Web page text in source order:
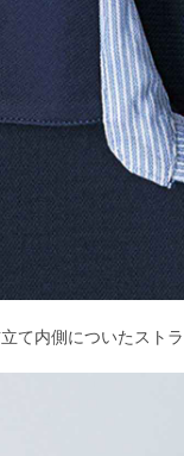
て内側についたスト